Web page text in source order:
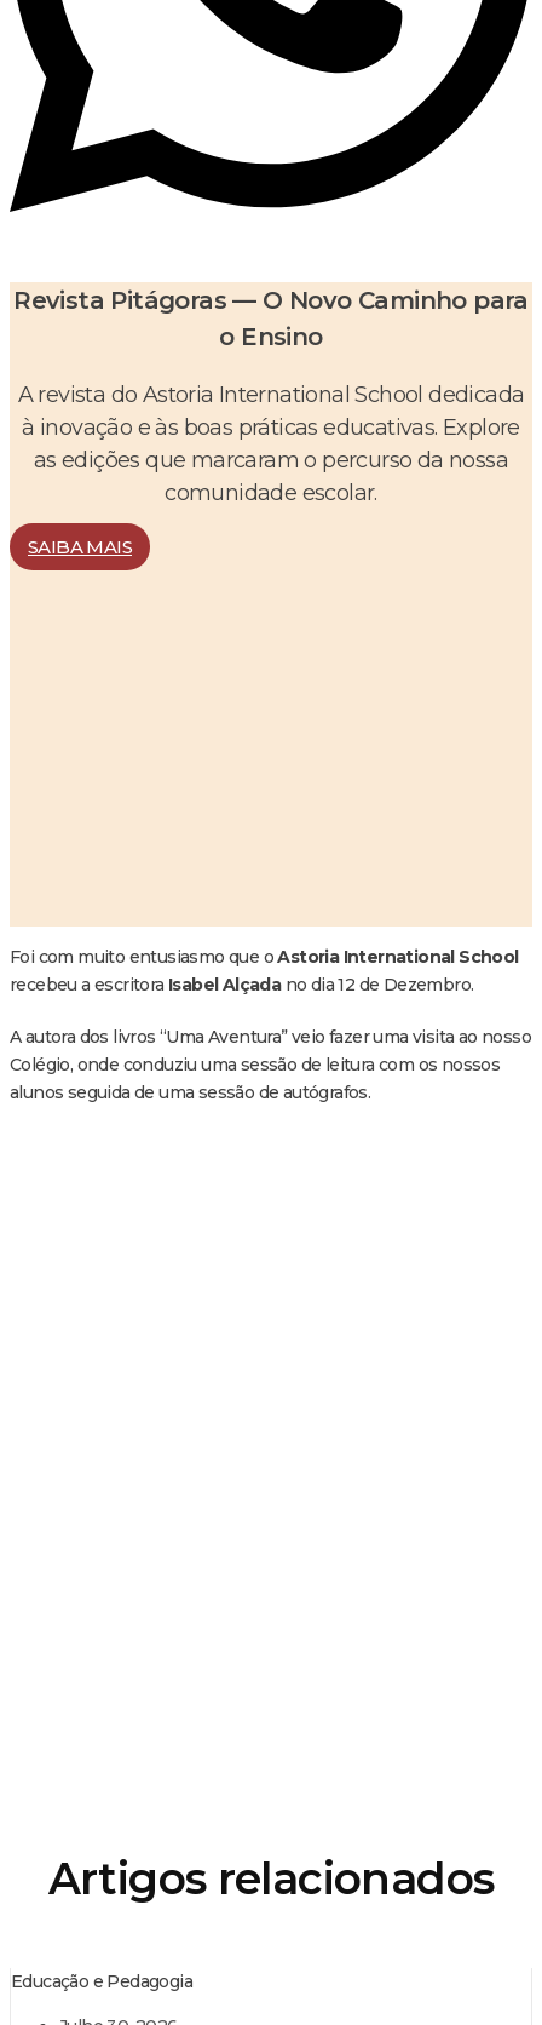
Revista Pitágoras — O Novo Caminho para
o Ensino
A revista do Astoria International School dedicada
à inovação e às boas práticas educativas. Explore
as edições que marcaram o percurso da nossa
comunidade escolar.
SAIBA MAIS
Foi com muito entusiasmo que oAstoria International School
recebeu a escritora Isabel Alçadano dia 12 de Dezembro.
A autora dos livros “Uma Aventura” veio fazer uma visita ao nosso
Colégio, onde conduziu uma sessão de leitura com os nossos
alunos seguida de uma sessão de autógrafos.
Artigos relacionados
Educação e Pedagogia